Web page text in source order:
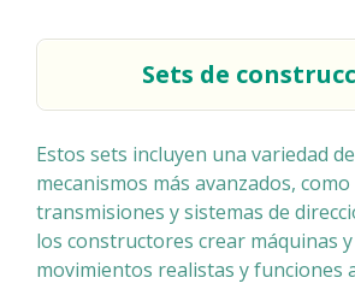
Sets de
Estos sets incluyen una variedad
mecanismos más avanzados,
transmisiones y sistemas de
los constructores crear máquinas
movimientos realistas y funciones